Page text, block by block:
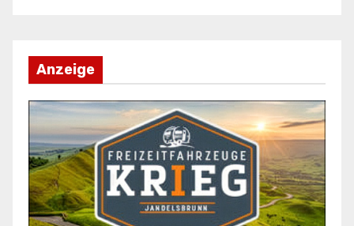
Anzeige